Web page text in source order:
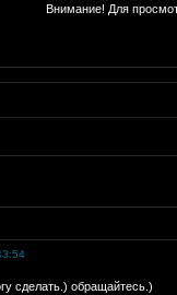
Внимание! Для
сделать.) обращайтесь.)